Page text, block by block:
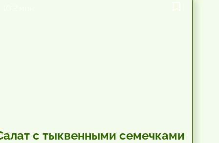
с тыквенными семечками